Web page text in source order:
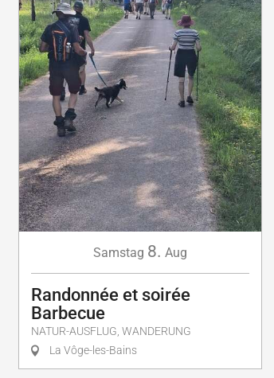
Samstag 8. Aug
Randonnée et soirée
Barbecue
NATUR-AUSFLUG, WANDERUNG
La Vôge-les-Bains